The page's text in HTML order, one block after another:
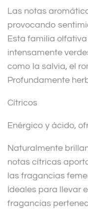
Las notas
provocando
Esta familia
intensamente
como la salvia, el
Profundamente
Cítricos
Enérgico y ácido,
Naturalmente
notas cítricas
las fragancias
Ideales para llevar
fragancias